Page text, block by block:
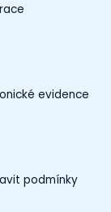
evidence
podmínky